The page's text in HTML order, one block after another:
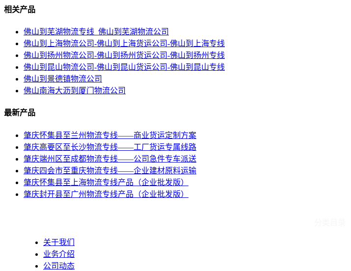
相关产品
佛山到芜湖物流专线_佛山到芜湖物流公司
佛山到上海物流公司-佛山到上海货运公司-佛山到上海专线
佛山到扬州物流公司-佛山到扬州货运公司-佛山到扬州专线
佛山到昆山物流公司-佛山到昆山货运公司-佛山到昆山专线
佛山到景德镇物流公司
佛山南海大沥到厦门物流公司
最新产品
肇庆怀集县至兰州物流专线——商业货运定制方案
肇庆高要区至长沙物流专线——工厂货运专属线路
肇庆端州区至成都物流专线——公司急件专车派送
肇庆四会市至重庆物流专线——企业建材原料运输
肇庆怀集县至上海物流专线产品（企业批发版）
肇庆封开县至广州物流专线产品（企业批发版）
关于我们
业务介绍
公司动态